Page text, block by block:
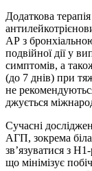
Додаткова
АР з
подвійної дії у
симптомів, а
(до 7 днів) при
не
джується
Сучасні
АГП, зокрема
зв’язуватися з
що мінімізує